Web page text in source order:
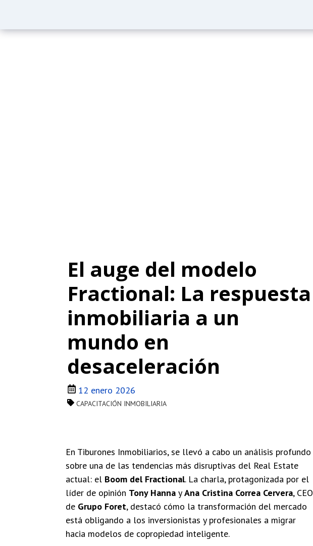
El auge del modelo
Fractional: La respuesta
inmobiliaria a un
mundo en
desaceleración
12 enero 2026
CAPACITACIÓN INMOBILIARIA
En Tiburones Inmobiliarios, se llevó a cabo un análisis profundo
sobre una de las tendencias más disruptivas del Real Estate
actual: el Boom del Fractional. La charla, protagonizada por el
líder de opinión Tony Hanna yAna Cristina Correa Cervera, CEO
de Grupo Foret, destacó cómo la transformación del mercado
está obligando a los inversionistas y profesionales a migrar
hacia modelos de copropiedad inteligente.